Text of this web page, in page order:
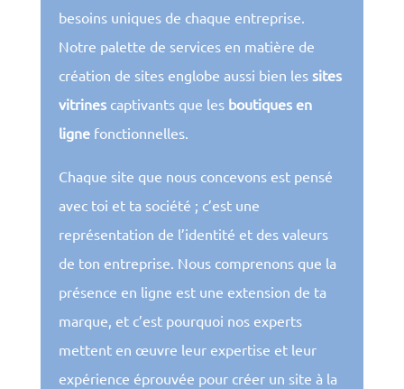
besoins uniques de chaque entreprise.
Notre palette de services en matière de
création de sites englobe aussi bien les sites
vitrinescaptivants que les boutiques en
lignefonctionnelles.
Chaque site que nous concevons est pensé
avec toi et ta société ; c’est une
représentation de l’identité et des valeurs
de ton entreprise. Nous comprenons que la
présence en ligne est une extension de ta
marque, et c’est pourquoi nos experts
mettent en œuvre leur expertise et leur
expérience éprouvée pour créer un site à la